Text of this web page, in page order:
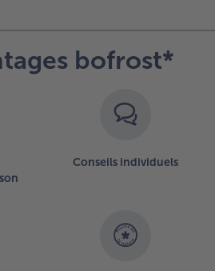
bofrost*
Conseils individuels